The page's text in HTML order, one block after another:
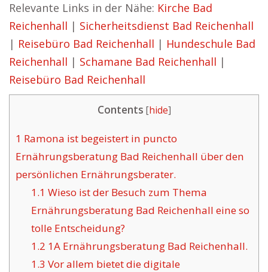
Relevante Links in der Nähe: Kirche Bad
Reichenhall | Sicherheitsdienst Bad Reichenhall
| Reisebüro Bad Reichenhall | Hundeschule Bad
Reichenhall | Schamane Bad Reichenhall |
Reisebüro Bad Reichenhall
Contents [hide]
1 Ramona ist begeistert in puncto
Ernährungsberatung Bad Reichenhall über den
persönlichen Ernährungsberater.
1.1 Wieso ist der Besuch zum Thema
Ernährungsberatung Bad Reichenhall eine so
tolle Entscheidung?
1.2 1A Ernährungsberatung Bad Reichenhall.
1.3 Vor allem bietet die digitale